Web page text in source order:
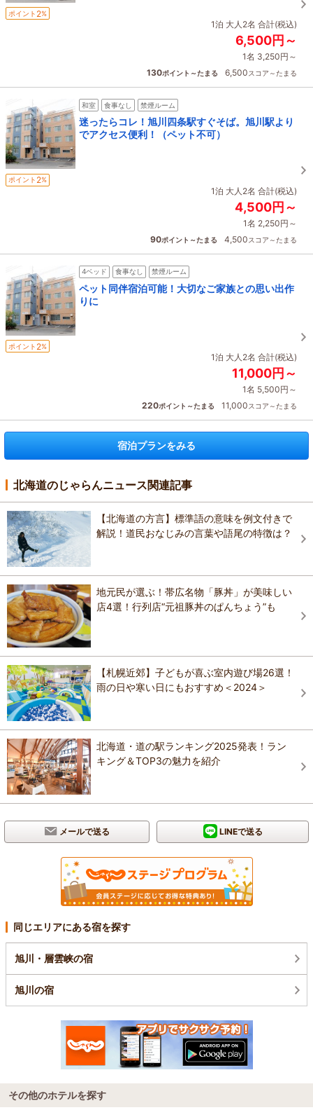
ポイント 2%
1泊 大人2名 合計(税込)
6,500円～
1名 3,250円～
130ポイント～たまる 6,500スコア～たまる
和室 食事なし 禁煙ルーム
迷ったらコレ！旭川四条駅すぐそば。旭川駅より
でアクセス便利！（ペット不可）
ポイント 2%
1泊 大人2名 合計(税込)
4,500円～
1名 2,250円～
90ポイント～たまる 4,500スコア～たまる
4ベッド 食事なし 禁煙ルーム
ペット同伴宿泊可能！大切なご家族との思い出作
りに
ポイント 2%
1泊 大人2名 合計(税込)
11,000円～
1名 5,500円～
220ポイント～たまる 11,000スコア～たまる
宿泊プランをみる
北海道のじゃらんニュース関連記事
【北海道の方言】標準語の意味を例文付きで
解説！道民おなじみの言葉や語尾の特徴は？
地元民が選ぶ！帯広名物「豚丼」が美味しい
店4選！行列店“元祖豚丼のぱんちょう”も
【札幌近郊】子どもが喜ぶ室内遊び場26選！
雨の日や寒い日にもおすすめ＜2024＞
北海道・道の駅ランキング2025発表！ラン
キング＆TOP3の魅力を紹介
メールで送る LINEで送る
同じエリアにある宿を探す
旭川・層雲峡の宿
旭川の宿
その他のホテルを探す